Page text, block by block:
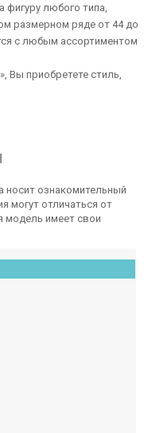
любого типа,
размерном ряде от 44 до
с любым ассортиментом
Вы приобретете стиль,
носит ознакомительный
могут отличаться от
модель имеет свои